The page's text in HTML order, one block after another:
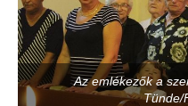
Az emlékezők a
Tünde/